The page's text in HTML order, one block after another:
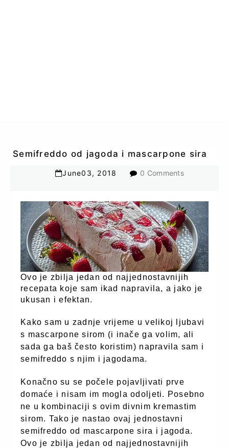
Semifreddo od jagoda i mascarpone sira
June03, 2018 0 Comments
Ovo je zbilja jedan od najjednostavnijih
recepata koje sam ikad napravila, a jako je
ukusan i efektan.
Kako sam u zadnje vrijeme u velikoj ljubavi
s mascarpone sirom (i inače ga volim, ali
sada ga baš često koristim) napravila sam i
semifreddo s njim i jagodama.
Konačno su se počele pojavljivati prve
domaće i nisam im mogla odoljeti. Posebno
ne u kombinaciji s ovim divnim kremastim
sirom. Tako je nastao ovaj jednostavni
semifreddo od mascarpone sira i jagoda.
Ovo je zbilja jedan od najjednostavnijih